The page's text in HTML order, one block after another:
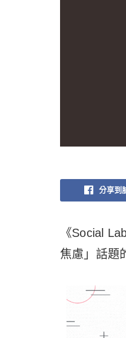
分享到
《Social
焦慮」話題